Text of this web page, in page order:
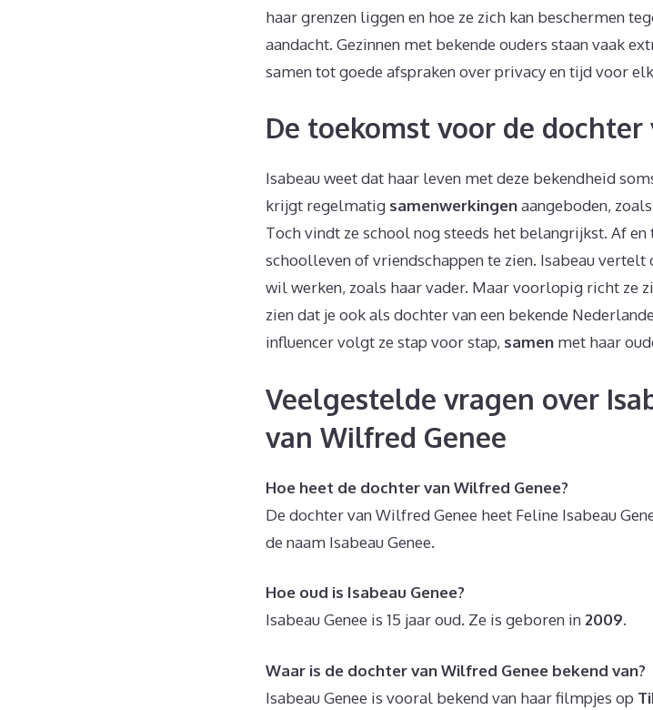
haar grenzen liggen en hoe ze zich kan beschermen
aandacht. Gezinnen met bekende ouders staan vaak
samen tot goede afspraken over privacy en tijd voor
De toekomst voor de
Isabeau weet dat haar leven met deze bekendheid
krijgt regelmatig samenwerkingenaangeboden,
Toch vindt ze school nog steeds het belangrijkst. Af
schoolleven of vriendschappen te zien. Isabeau
wil werken, zoals haar vader. Maar voorlopig richt ze
zien dat je ook als dochter van een bekende
influencer volgt ze stap voor stap, samen met haar
Veelgestelde vragen over
van Wilfred Genee
Hoe heet de dochter van Wilfred Genee?
De dochter van Wilfred Genee heet Feline Isabeau
de naam Isabeau Genee.
Hoe oud is Isabeau Genee?
Isabeau Genee is 15 jaar oud. Ze is geboren in 2009.
Waar is de dochter van Wilfred Genee bekend van?
Isabeau Genee is vooral bekend van haar filmpjes op